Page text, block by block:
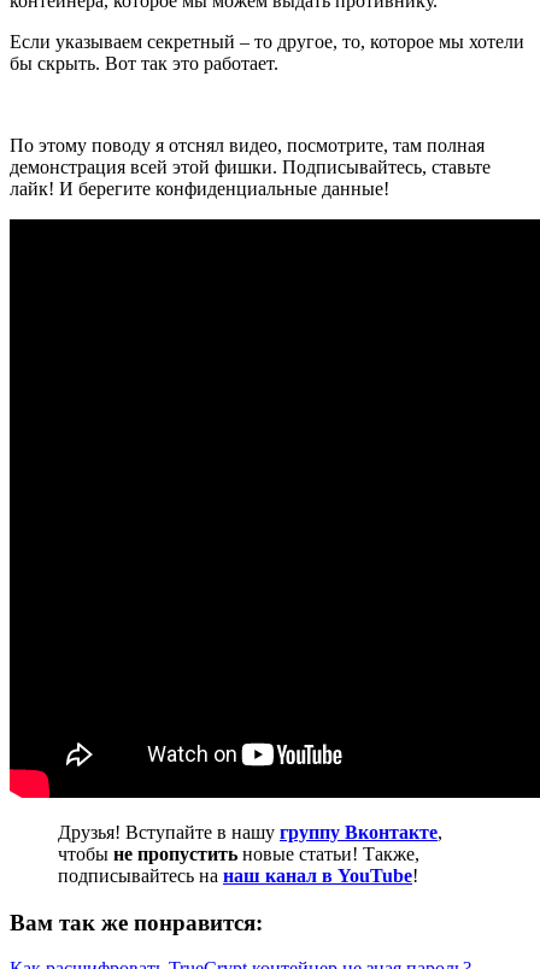
Если указываем секретный – то другое, то, которое мы хотели
бы скрыть. Вот так это работает.
По этому поводу я отснял видео, посмотрите, там полная
демонстрация всей этой фишки. Подписывайтесь, ставьте
лайк! И берегите конфиденциальные данные!
Друзья! Вступайте в нашу группу Вконтакте,
чтобы не пропустить новые статьи! Также,
подписывайтесь на наш канал в YouTube!
Вам так же понравится: